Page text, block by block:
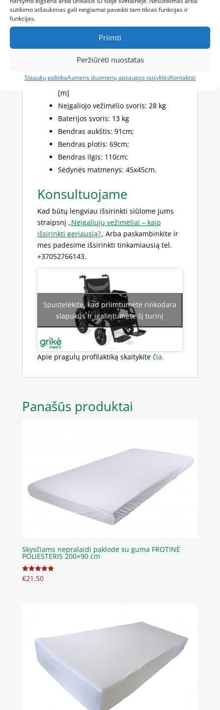
sutikimo atšaukimas gali neigiamai paveikti tam tikras funkcijas ir
funkcijas.
Priimti
Peržiūrėti nuostatas
Slapukų politikaAsmens duomenų apsaugos taisyklėsKontaktai
Didžiausias greitis: ≤ [6 km/h]
Maksimali apkrova: 130 kg
Stabdymas horizontalioje
plokštumoje: ≤1 [m]
Maksimalus posūkio spindulys: 0,85
[m]
Neįgaliojo vežimėlio svoris: 28 kg
Baterijos svoris: 13 kg
Bendras aukštis: 91cm;
Bendras plotis: 69cm;
Bendras ilgis: 110cm;
Sėdynės matmenys: 45x45cm.
Konsultuojame
Kad būtų lengviau išsirinkti siūlome jums
straipsnį „Neįgaliųjų vežimėliai – kaip
išsirinkti geriausią?„ Arba paskambinkite ir
mes padėsime išsirinkti tinkamiausią tel.
+37052766143.
Spustelėkite, kad priimtumėte rinkodara
slapukus ir įgalintumėte šį turinį
Apie pragulų profilaktiką skaitykite čia.
Panašūs produktai
Skysčiams nepralaidi paklodė su guma FROTINĖ
POLIESTERIS 200×90 cm
Įvertinimas:
5.00
€21.50